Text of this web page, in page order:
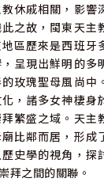
休戚相關，影響
之故，閩東天主
區歷來是西班牙
呈現出鮮明的多
玫瑰聖母風尚中
，諸多女神棲身
繁盛之域。天主
比鄰而居，形成
史學的視角，探
拜之間的關聯。